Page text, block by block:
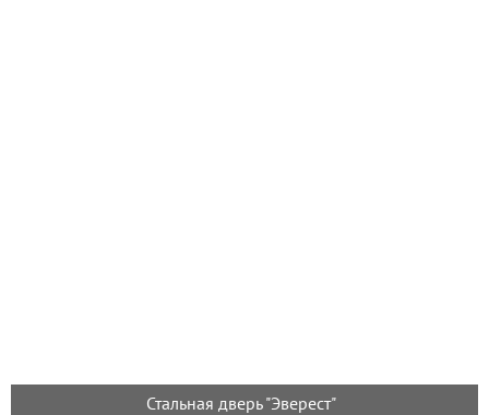
Стальная дверь "Эверест"